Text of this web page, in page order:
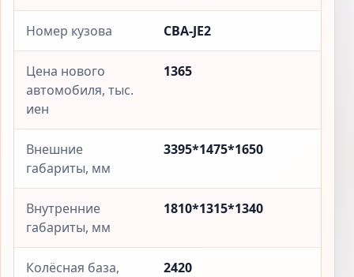
Номер кузова CBA-JE2
Цена нового
автомобиля, тыс.
иен
1365
Внешние
габариты, мм
3395*1475*1650
Внутренние
габариты, мм
1810*1315*1340
Колёсная база,
2420